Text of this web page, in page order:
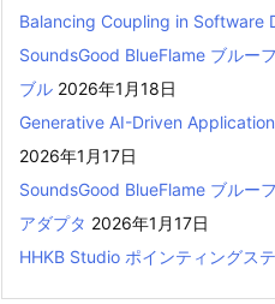
Balancing Coupling in Software
SoundsGood BlueFlame ブルー
ブル 2026年1月18日
Generative AI-Driven
2026年1月17日
SoundsGood BlueFlame ブルー
アダプタ 2026年1月17日
HHKB Studio ポインティングス